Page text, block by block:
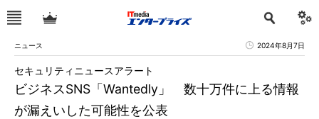
ニュース 2024年8月7日
ビジネスSNS「Wantedly」 数十万件に上る情報
が漏えいした可能性を公表
セキュリティニュースアラート